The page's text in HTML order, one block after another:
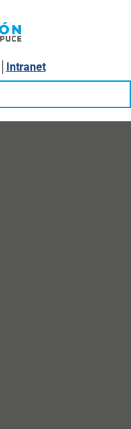
Intranet